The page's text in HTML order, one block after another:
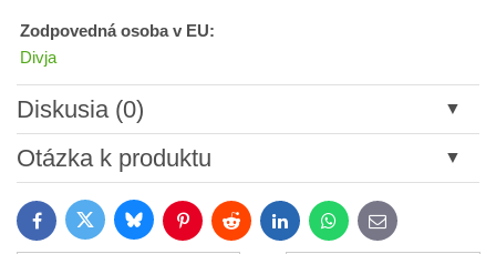
Zodpovedná osoba v EU:
Divja
Diskusia (0)
Nový komentár
Názov:
Otázka k produktu
FacebookTwitter BlueskyPinterestReddit LinkedInWhatsApp
E-
mail